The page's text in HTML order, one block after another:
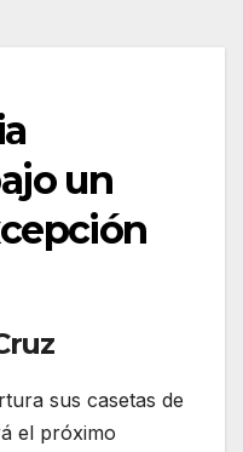
un
sus casetas de
el próximo